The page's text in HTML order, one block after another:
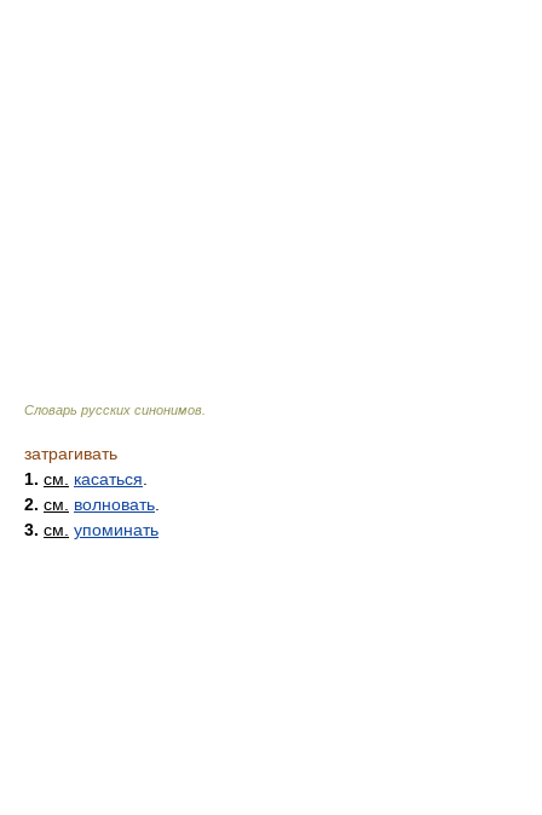
Словарь русских синонимов
затрагивать
1. см. касаться
2. см. волновать
3. см. упоминать